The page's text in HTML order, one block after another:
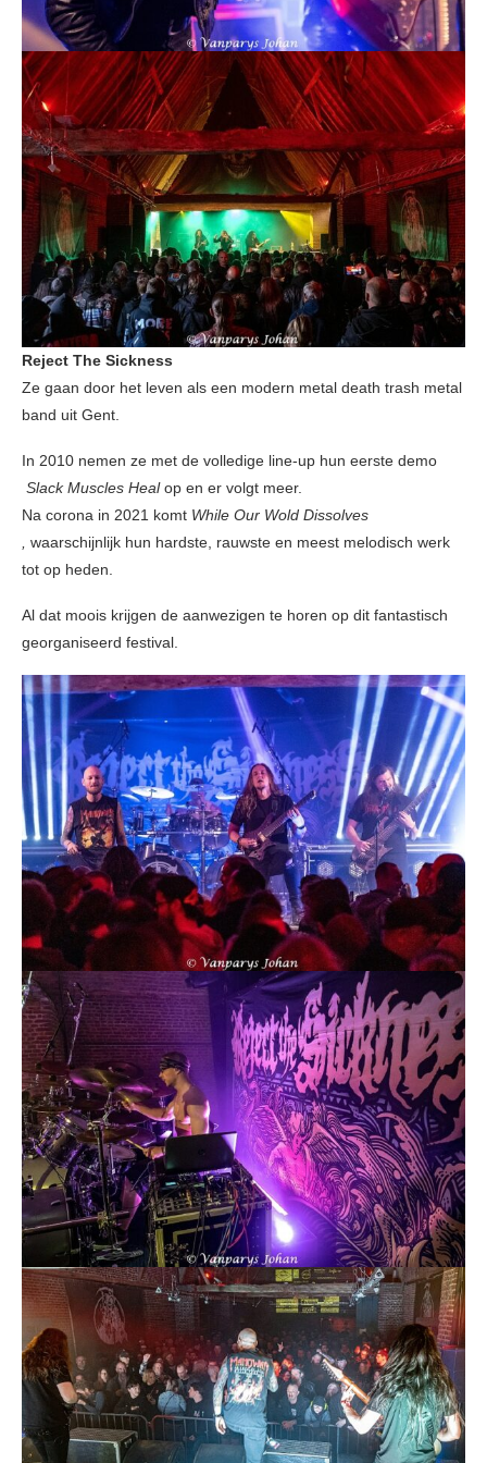
Reject The Sickness
Ze gaan door het leven als een modern metal death trash metal
band uit Gent.
In 2010 nemen ze met de volledige line-up hun eerste demo
Slack Muscles Healop en er volgt meer.
Na corona in 2021 komt While Our Wold Dissolves
waarschijnlijk hun hardste, rauwste en meest melodisch werk
tot op heden.
Al dat moois krijgen de aanwezigen te horen op dit fantastisch
georganiseerd festival.